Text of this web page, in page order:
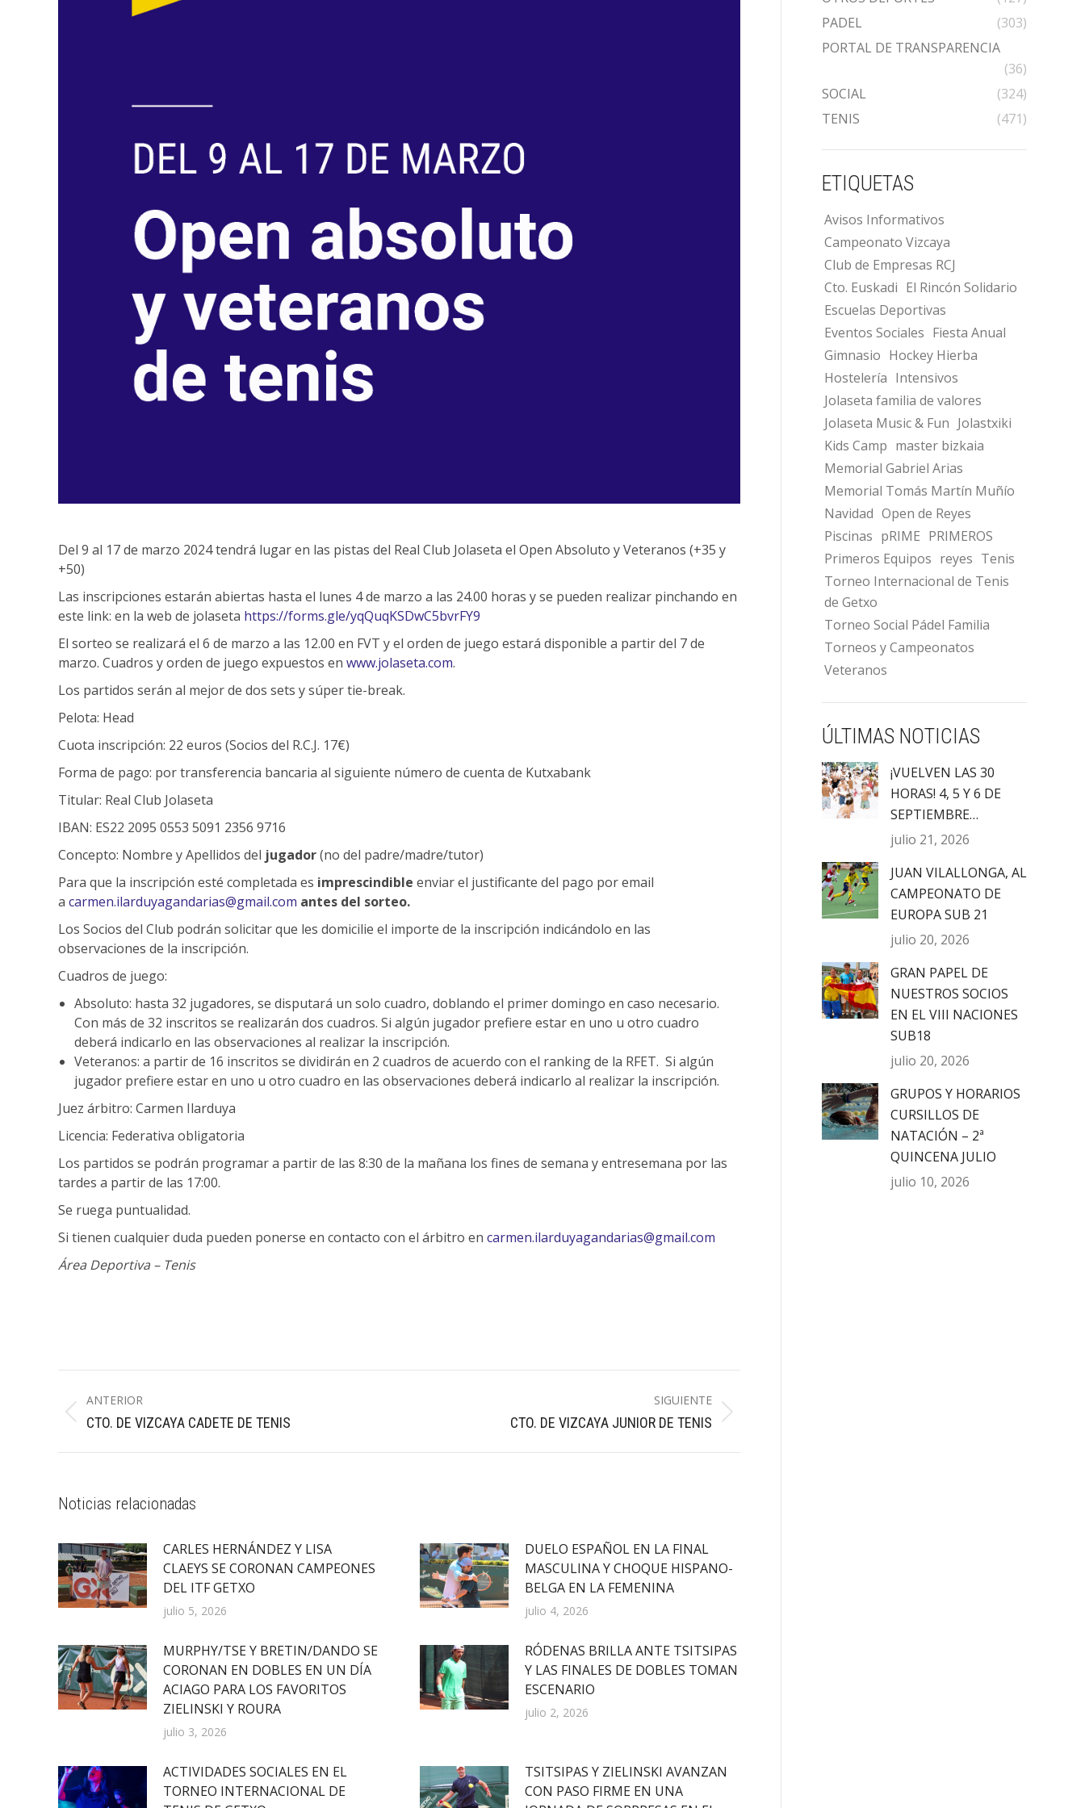
Del 9 al 17 de marzo 2024 tendrá lugar en las pistas del Real Club Jolaseta el Open Absoluto y Veteranos (+35 y
+50)
Las inscripciones estarán abiertas hasta el lunes 4 de marzo a las 24.00 horas y se pueden realizar pinchando en
este link: en la web de jolaseta https://forms.gle/yqQuqKSDwC5bvrFY9
El sorteo se realizará el 6 de marzo a las 12.00 en FVT y el orden de juego estará disponible a partir del 7 de
marzo. Cuadros y orden de juego expuestos en www.jolaseta.com.
Los partidos serán al mejor de dos sets y súper tie-break.
Pelota: Head
Cuota inscripción: 22 euros (Socios del R.C.J. 17€)
Forma de pago: por transferencia bancaria al siguiente número de cuenta de Kutxabank
Titular: Real Club Jolaseta
IBAN: ES22 2095 0553 5091 2356 9716
Concepto: Nombre y Apellidos del jugador(no del padre/madre/tutor)
Para que la inscripción esté completada es imprescindible enviar el justificante del pago por email
a carmen.ilarduyagandarias@gmail.com antes del sorteo.
Los Socios del Club podrán solicitar que les domicilie el importe de la inscripción indicándolo en las
observaciones de la inscripción.
Cuadros de juego:
Absoluto: hasta 32 jugadores, se disputará un solo cuadro, doblando el primer domingo en caso necesario.
Con más de 32 inscritos se realizarán dos cuadros. Si algún jugador prefiere estar en uno u otro cuadro
deberá indicarlo en las observaciones al realizar la inscripción.
Veteranos: a partir de 16 inscritos se dividirán en 2 cuadros de acuerdo con el ranking de la RFET. Si algún
jugador prefiere estar en uno u otro cuadro en las observaciones deberá indicarlo al realizar la inscripción.
Juez árbitro: Carmen Ilarduya
Licencia: Federativa obligatoria
Los partidos se podrán programar a partir de las 8:30 de la mañana los fines de semana y entresemana por las
tardes a partir de las 17:00.
Se ruega puntualidad.
Si tienen cualquier duda pueden ponerse en contacto con el árbitro en carmen.ilarduyagandarias@gmail.com
Área Deportiva – Tenis
entre
publicaciones
ANTERIOR
Publicación
CTO. DE VIZCAYA CADETE DE TENIS
SIGUIENTE
CTO. DE VIZCAYA JUNIOR DE TENIS
Noticias relacionadas
CARLES HERNÁNDEZ Y LISA
CLAEYS SE CORONAN CAMPEONES
DEL ITF GETXO
julio 5, 2026
DUELO ESPAÑOL EN LA FINAL
MASCULINA Y CHOQUE HISPANO-
BELGA EN LA FEMENINA
julio 4, 2026
MURPHY/TSE Y BRETIN/DANDO SE
CORONAN EN DOBLES EN UN DÍA
ACIAGO PARA LOS FAVORITOS
ZIELINSKI Y ROURA
julio 3, 2026
RÓDENAS BRILLA ANTE TSITSIPAS
Y LAS FINALES DE DOBLES TOMAN
ESCENARIO
julio 2, 2026
ACTIVIDADES SOCIALES EN EL
TORNEO INTERNACIONAL DE
TSITSIPAS Y ZIELINSKI AVANZAN
CON PASO FIRME EN UNA
PADEL
(303)
PORTAL DE TRANSPARENCIA
(36)
SOCIAL
(324)
TENIS
(471)
ETIQUETAS
Avisos Informativos
Campeonato Vizcaya
Club de Empresas RCJ
Cto. Euskadi El Rincón Solidario
Escuelas Deportivas
Eventos Sociales Fiesta Anual
Gimnasio Hockey Hierba
Hostelería Intensivos
Jolaseta familia de valores
Jolaseta Music & Fun Jolastxiki
Kids Camp master bizkaia
Memorial Gabriel Arias
Memorial Tomás Martín Muñío
Navidad Open de Reyes
Piscinas pRIME PRIMEROS
Primeros Equipos reyes Tenis
Torneo Internacional de Tenis
de Getxo
Torneo Social Pádel Familia
Torneos y Campeonatos
Veteranos
ÚLTIMAS NOTICIAS
¡VUELVEN LAS 30
HORAS! 4, 5 Y 6 DE
SEPTIEMBRE…
julio 21, 2026
JUAN VILALLONGA, AL
CAMPEONATO DE
EUROPA SUB 21
julio 20, 2026
GRAN PAPEL DE
NUESTROS SOCIOS
EN EL VIII NACIONES
SUB18
julio 20, 2026
GRUPOS Y HORARIOS
CURSILLOS DE
NATACIÓN – 2ª
QUINCENA JULIO
julio 10, 2026